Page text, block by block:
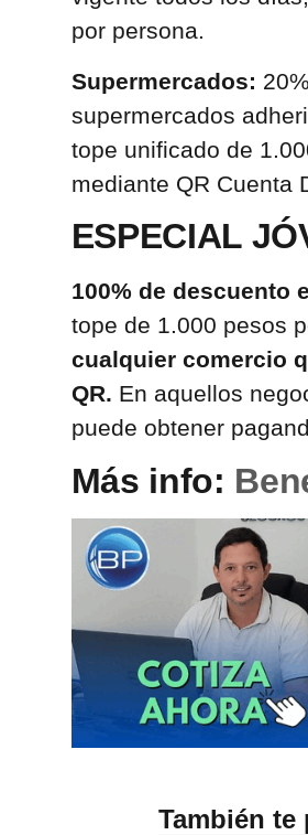
por persona.
Supermercados:
supermercados
tope unificado de
mediante QR Cuenta
ESPECIAL
100% de descuento
tope de 1.000 pesos
cualquier comercio
QR. En aquellos
puede obtener
Más info:
También te